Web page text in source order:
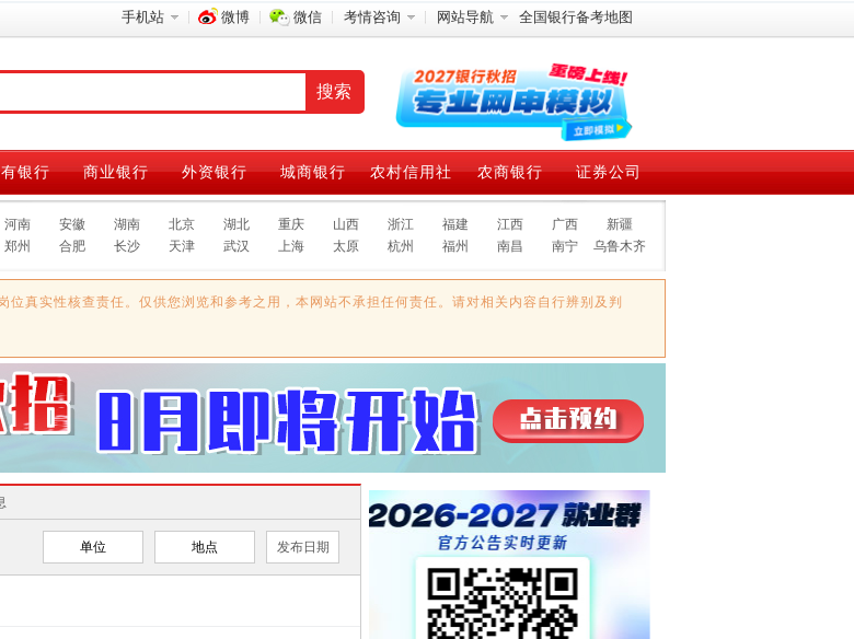
手机站 微博 微信 考情咨询 网站导航 全国银行备考地图
银行 商业银行 外资银行 城商银行 农村信用社 农商银行 证券公司
河南 安徽 湖南 北京 湖北 重庆 山西 浙江 福建 江西 广西
新疆
郑州 合肥 长沙 天津 武汉 上海 太原 杭州 福州 南昌 南宁 乌鲁木齐
真实性核查责任。仅供您浏览和参考之用，本网站不承担任何责任。请对相关内容自行辨别及判
单位 地点 发布日期